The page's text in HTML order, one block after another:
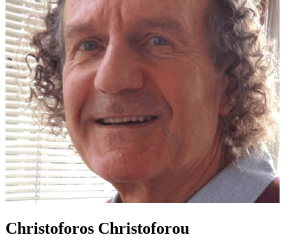
Christoforos Christoforou